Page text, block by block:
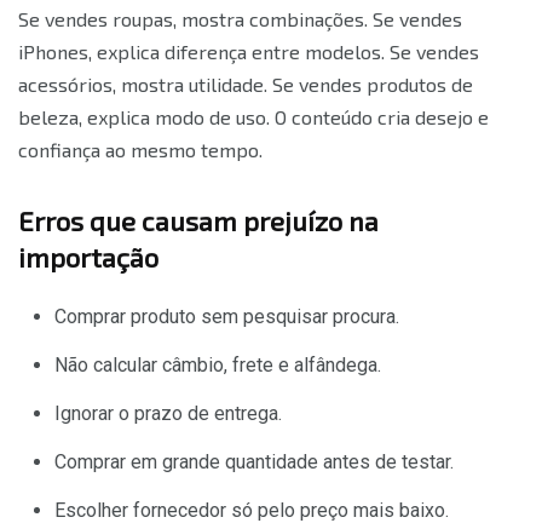
Se vendes roupas, mostra combinações. Se vendes
iPhones, explica diferença entre modelos. Se vendes
acessórios, mostra utilidade. Se vendes produtos de
beleza, explica modo de uso. O conteúdo cria desejo e
confiança ao mesmo tempo.
Erros que causam prejuízo na
importação
Comprar produto sem pesquisar procura.
Não calcular câmbio, frete e alfândega.
Ignorar o prazo de entrega.
Comprar em grande quantidade antes de testar.
Escolher fornecedor só pelo preço mais baixo.